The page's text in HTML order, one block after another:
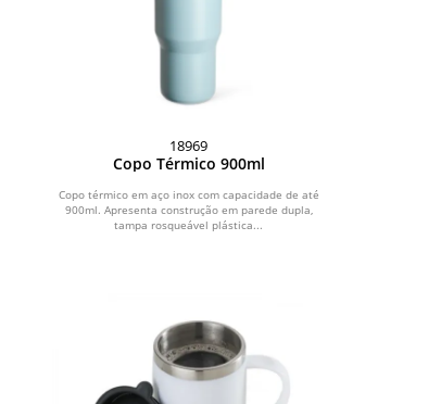
18969
Copo Térmico 900ml
Copo térmico em aço inox com capacidade de até
900ml. Apresenta construção em parede dupla,
tampa rosqueável plástica...